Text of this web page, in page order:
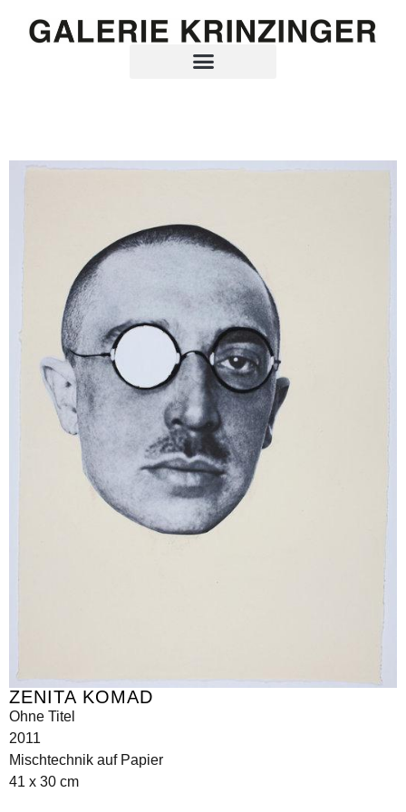
ZENITA KOMAD
Ohne Titel
2011
Mischtechnik auf Papier
41 x 30 cm